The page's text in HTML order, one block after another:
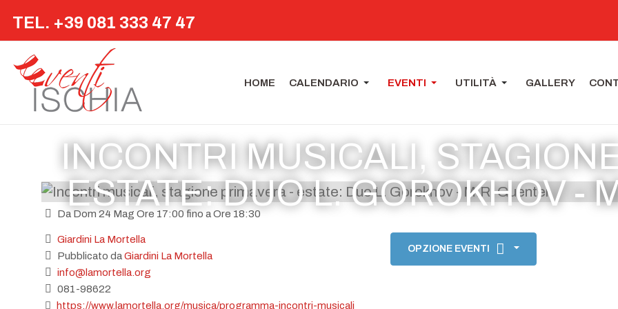
TEL. +39 081 333 47 47
HOME CALENDARIO EVENTI UTILITÀ GALLERY
INCONTRI MUSICALI,
ESTATE: DUO L. GOROKHOV -
OPZIONE EVENTI
Da Dom 24 Mag Ore 17:00 fino a Ore 18:30
Giardini La Mortella
Pubblicato daGiardini La Mortella
info@lamortella.org
081-98622
https://www.lamortella.org/musica/programma-incontri-musicali